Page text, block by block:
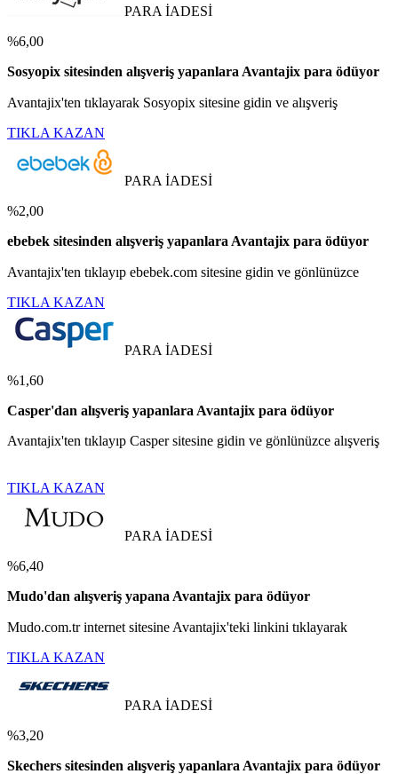
PARA İADESİ
%6,00
Sosyopix sitesinden alışveriş yapanlara Avantajix para ödüyor
Avantajix'ten tıklayarak Sosyopix sitesine gidin ve alışveriş
TIKLA KAZAN
PARA İADESİ
%2,00
ebebek sitesinden alışveriş yapanlara Avantajix para ödüyor
Avantajix'ten tıklayıp ebebek.com sitesine gidin ve gönlünüzce
TIKLA KAZAN
PARA İADESİ
%1,60
Casper'dan alışveriş yapanlara Avantajix para ödüyor
Avantajix'ten tıklayıp Casper sitesine gidin ve gönlünüzce alışveriş
TIKLA KAZAN
PARA İADESİ
%6,40
Mudo'dan alışveriş yapana Avantajix para ödüyor
Mudo.com.tr internet sitesine Avantajix'teki linkini tıklayarak
TIKLA KAZAN
PARA İADESİ
%3,20
Skechers sitesinden alışveriş yapanlara Avantajix para ödüyor